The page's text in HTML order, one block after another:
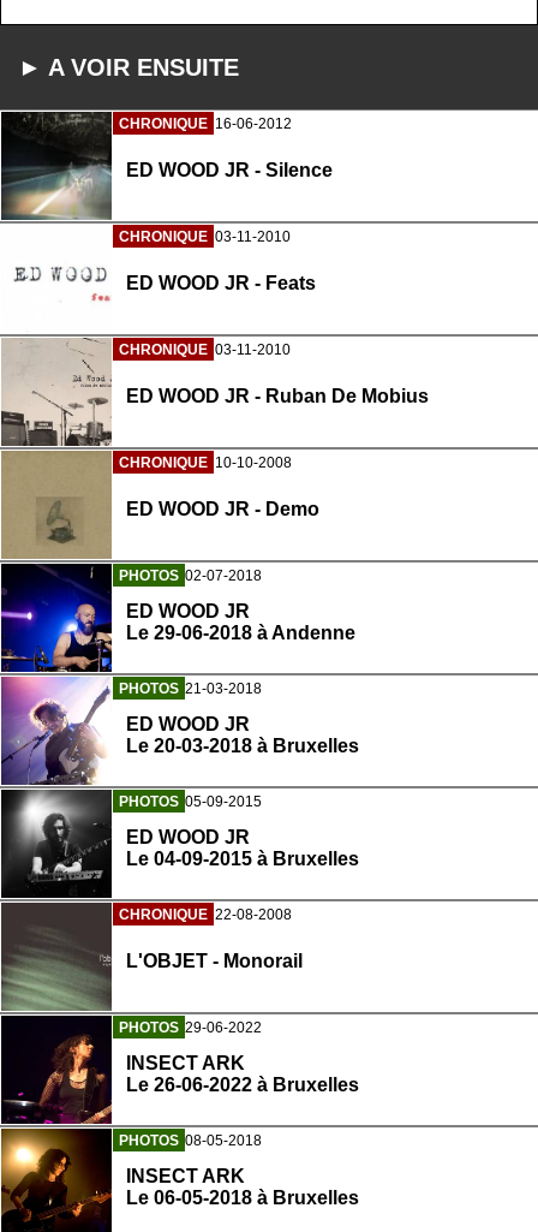
► A VOIR ENSUITE
CHRONIQUE 16-06-2012
ED WOOD JR - Silence
CHRONIQUE 03-11-2010
ED WOOD JR - Feats
CHRONIQUE 03-11-2010
ED WOOD JR - Ruban De Mobius
CHRONIQUE 10-10-2008
ED WOOD JR - Demo
PHOTOS 02-07-2018
ED WOOD JR
Le 29-06-2018 à Andenne
PHOTOS 21-03-2018
ED WOOD JR
Le 20-03-2018 à Bruxelles
PHOTOS 05-09-2015
ED WOOD JR
Le 04-09-2015 à Bruxelles
CHRONIQUE 22-08-2008
L'OBJET - Monorail
PHOTOS 29-06-2022
INSECT ARK
Le 26-06-2022 à Bruxelles
PHOTOS 08-05-2018
INSECT ARK
Le 06-05-2018 à Bruxelles